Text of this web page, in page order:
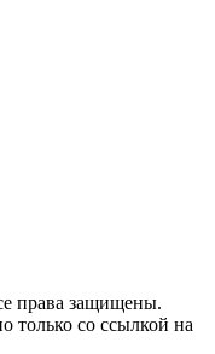
права защищены.
только со ссылкой на